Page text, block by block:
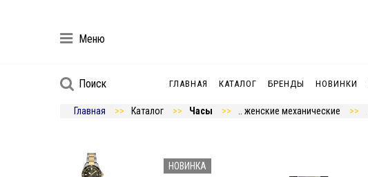
Меню
Поиск ГЛАВНАЯ КАТАЛОГ БРЕНДЫ НОВИНКИ
Главная Каталог Часы .. женские механические
НОВИНКА